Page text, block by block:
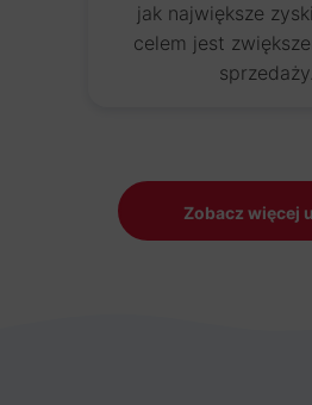
jak największe
celem jest
sprzedaży.
Zobacz więcej